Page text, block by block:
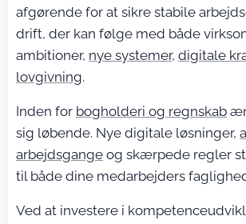
afgørende for at sikre stabile
drift, der kan følge med både
ambitioner, nye systemer, digitale
lovgivning.
Inden for bogholderi og regnskab
sig løbende. Nye digitale løsninger,
arbejdsgange og skærpede regler
til både dine medarbejders
Ved at investere i